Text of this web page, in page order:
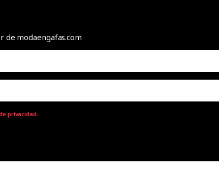
de modaengafas.com
privacidad.